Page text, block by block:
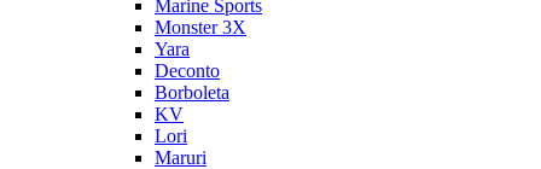
Marine Sports
Monster 3X
Yara
Deconto
Borboleta
KV
Lori
Maruri